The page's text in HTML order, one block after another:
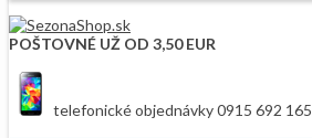
POŠTOVNÉ UŽ OD 3,50 EUR
telefonické objednávky 0915 692 165